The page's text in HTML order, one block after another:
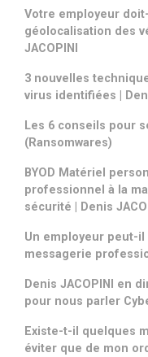
Votre employeur
géolocalisation des
JACOPINI
3 nouvelles
virus identifiées |
Les 6 conseils pour
(Ransomwares)
BYOD Matériel
professionnel à la
sécurité | Denis
Un employeur peut-
messagerie
Denis JACOPINI en
pour nous parler
Existe-t-il quelques
éviter que de mon